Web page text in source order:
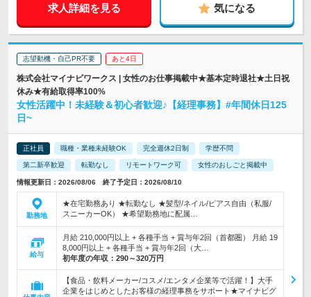
求人詳細を見る 気になる
志望動機・自己PR不要 あと4日
株式会社マイナビワークス | 女性のお仕事掲載中★基本定時退社★土日祝
休み★有給取得率100%
女性活躍中！未経験＆初心者歓迎♪【経理事務】#年間休日125
日~
正社員 職種・業種未経験OK 完全週休2日制 学歴不問
第二新卒歓迎 転勤なし リモートワーク可 女性のおしごと掲載中
情報更新日：2026/08/06 終了予定日：2026/08/10
勤務地
★在宅勤務あり ★転勤なし ★髪型/ネイル/ピアス自由（私服/
スニーカーOK） ★希望勤務地に配属…
給与
月給 210,000円以上 + 各種手当 + 賞与年2回（首都圏） 月給 19
8,000円以上 + 各種手当 + 賞与年2回（大…
初年度の年収： 290～320万円
【食品・飲料メーカー/コスメ/エンタメ企業等で活躍！】大手
企業をはじめとしたお客様の経理事務をサポート★マイナビグ